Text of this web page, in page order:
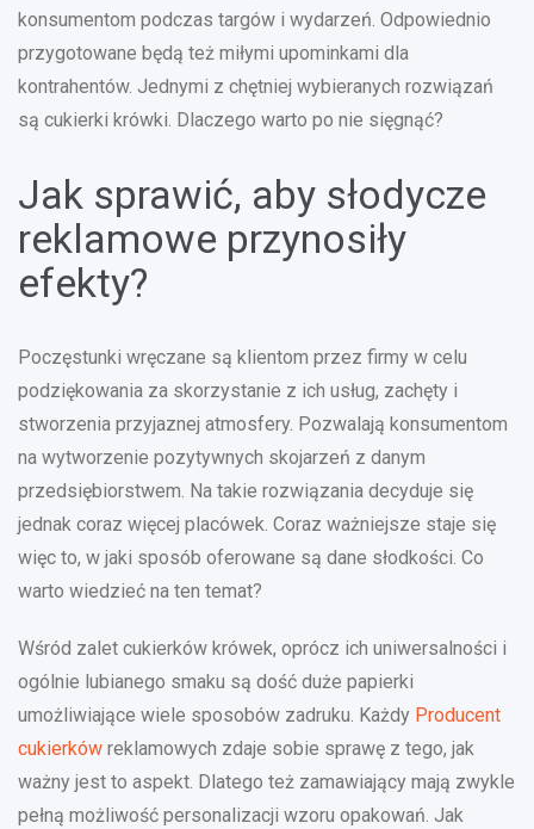
konsumentom podczas targów i wydarzeń. Odpowiednio
przygotowane będą też miłymi upominkami dla
kontrahentów. Jednymi z chętniej wybieranych rozwiązań
są cukierki krówki. Dlaczego warto po nie sięgnąć?
Jak sprawić, aby słodycze
reklamowe przynosiły
efekty?
Poczęstunki wręczane są klientom przez firmy w celu
podziękowania za skorzystanie z ich usług, zachęty i
stworzenia przyjaznej atmosfery. Pozwalają konsumentom
na wytworzenie pozytywnych skojarzeń z danym
przedsiębiorstwem. Na takie rozwiązania decyduje się
jednak coraz więcej placówek. Coraz ważniejsze staje się
więc to, w jaki sposób oferowane są dane słodkości. Co
warto wiedzieć na ten temat?
Wśród zalet cukierków krówek, oprócz ich uniwersalności i
ogólnie lubianego smaku są dość duże papierki
umożliwiające wiele sposobów zadruku. Każdy Producent
cukierków reklamowych zdaje sobie sprawę z tego, jak
ważny jest to aspekt. Dlatego też zamawiający mają zwykle
pełną możliwość personalizacji wzoru opakowań. Jak